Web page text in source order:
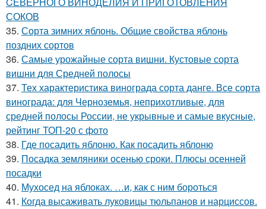
СОКОВ
35. Сорта зимних яблонь. Общие свойства яблонь
поздних сортов
36. Самые урожайные сорта вишни. Кустовые сорта
вишни для Средней полосы
37. Тех характеристика винограда сорта данге. Все сорта
винограда: для Черноземья, неприхотливые, для
средней полосы России, не укрывные и самые вкусные,
рейтинг ТОП-20 с фото
38. Где посадить яблоню. Как посадить яблоню
39. Посадка земляники осенью сроки. Плюсы осенней
посадки
40. Мухосед на яблоках. …и, как с ним бороться
41. Когда высаживать луковицы тюльпанов и нарциссов.